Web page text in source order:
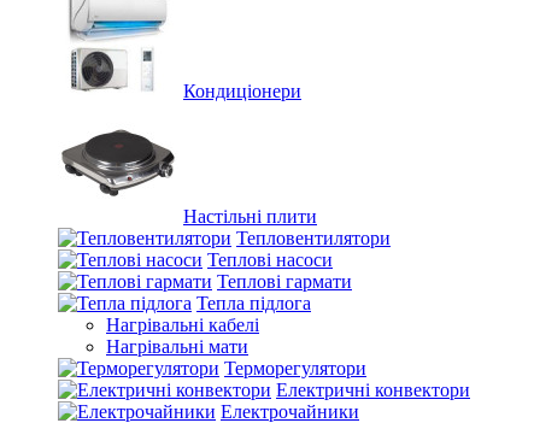
Кондиціонери
Настільні плити
Тепловентилятори
Теплові насоси
Теплові гармати
Тепла підлога
Нагрівальні кабелі
Нагрівальні мати
Терморегулятори
Електричні конвектори
Електрочайники